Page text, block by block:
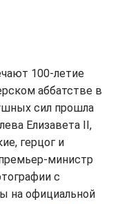
100-летие
аббатстве в
сил прошла
Елизавета II,
герцог и
министр
с
на официальной